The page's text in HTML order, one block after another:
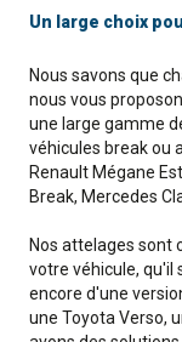
Un large choix
Nous savons que
nous vous
une large gamme
véhicules break ou
Renault Mégane
Break, Mercedes
Nos attelages sont
votre véhicule, qu'il
encore d'une
une Toyota Verso,